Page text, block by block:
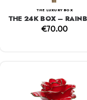
THE LUXURY BOX
THE 24K BOX –
€70.00